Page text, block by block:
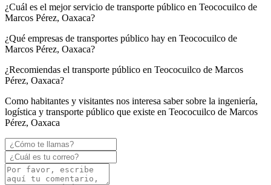
¿Cuál es el mejor servicio de transporte público en Teococuilco de
Marcos Pérez, Oaxaca?
¿Qué empresas de transportes público hay en Teococuilco de
Marcos Pérez, Oaxaca?
¿Recomiendas el transporte público en Teococuilco de Marcos
Pérez, Oaxaca?
Como habitantes y visitantes nos interesa saber sobre la ingeniería,
logística y transporte público que existe en Teococuilco de Marcos
Pérez, Oaxaca